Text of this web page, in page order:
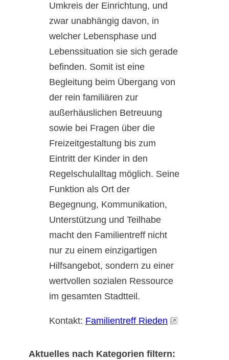
Umkreis der Einrichtung, und
zwar unabhängig davon, in
welcher Lebensphase und
Lebenssituation sie sich gerade
befinden. Somit ist eine
Begleitung beim Übergang von
der rein familiären zur
außerhäuslichen Betreuung
sowie bei Fragen über die
Freizeitgestaltung bis zum
Eintritt der Kinder in den
Regelschulalltag möglich. Seine
Funktion als Ort der
Begegnung, Kommunikation,
Unterstützung und Teilhabe
macht den Familientreff nicht
nur zu einem einzigartigen
Hilfsangebot, sondern zu einer
wertvollen sozialen Ressource
im gesamten Stadtteil.
Kontakt: Familientreff Rieden
Aktuelles nach Kategorien filtern: